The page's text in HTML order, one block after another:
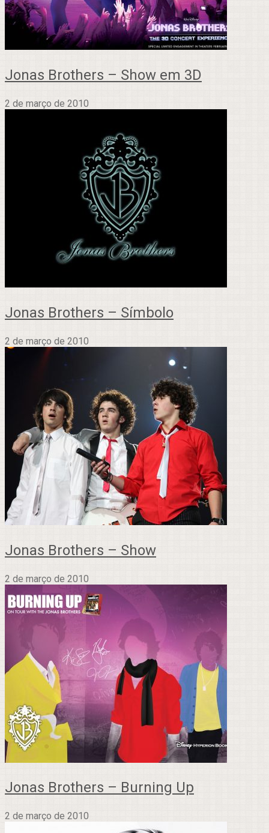
Jonas Brothers – Show em 3D
2 de março de 2010
Jonas Brothers – Símbolo
2 de março de 2010
Jonas Brothers – Show
2 de março de 2010
Jonas Brothers – Burning Up
2 de março de 2010